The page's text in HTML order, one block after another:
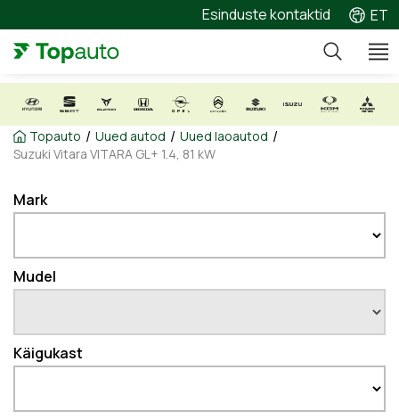
Esinduste kontaktid ET
Topauto / Uued autod / Uued laoautod /
Suzuki Vitara VITARA GL+ 1.4, 81 kW
Mark
Mudel
Käigukast